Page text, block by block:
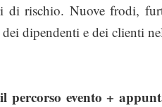
di rischio. Nuove frodi,
dei dipendenti e dei clienti
percorso evento +